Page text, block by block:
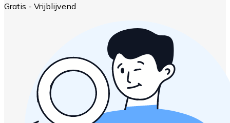
Gratis - Vrijblijvend